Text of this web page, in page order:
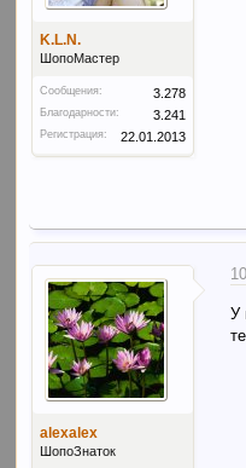
K.L.N.
ШопоМастер
Сообщения: 3.278
Благодарности: 3.241
Регистрация: 22.01.2013
alexalex
ШопоЗнаток
У